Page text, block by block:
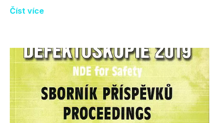
Číst více